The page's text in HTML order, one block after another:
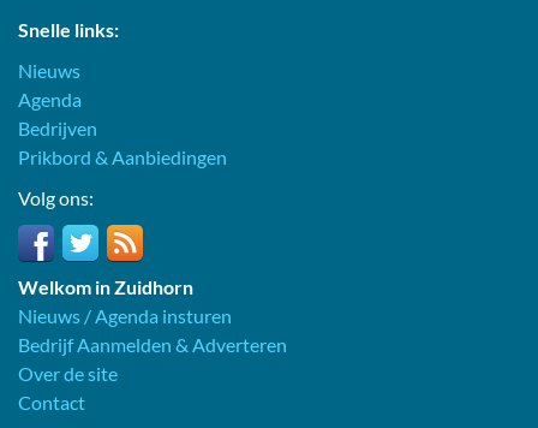
Snelle links:
Nieuws
Agenda
Bedrijven
Prikbord & Aanbiedingen
Volg ons:
Welkom in Zuidhorn
Nieuws / Agenda insturen
Bedrijf Aanmelden & Adverteren
Over de site
Contact